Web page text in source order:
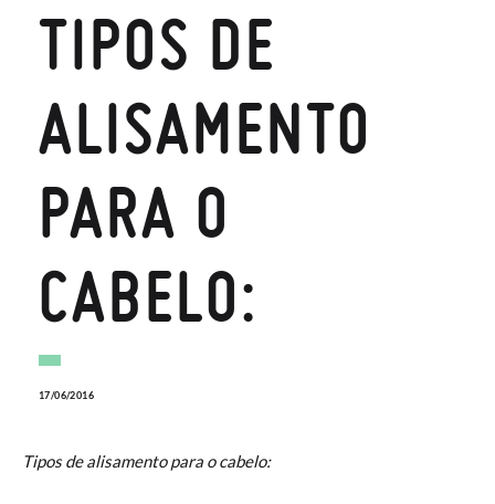
TIPOS DE
ALISAMENTO
PARA O
CABELO:
17/06/2016
Tipos de alisamento para o cabelo: